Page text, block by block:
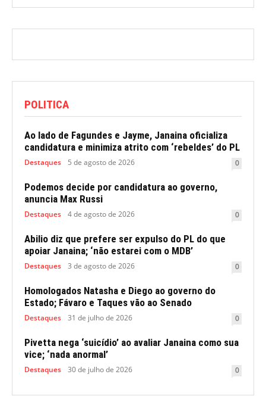
POLITICA
Ao lado de Fagundes e Jayme, Janaina oficializa
candidatura e minimiza atrito com ‘rebeldes’ do PL
Destaques 5 de agosto de 2026 0
Podemos decide por candidatura ao governo,
anuncia Max Russi
Destaques 4 de agosto de 2026 0
Abilio diz que prefere ser expulso do PL do que
apoiar Janaina; ‘não estarei com o MDB’
Destaques 3 de agosto de 2026 0
Homologados Natasha e Diego ao governo do
Estado; Fávaro e Taques vão ao Senado
Destaques 31 de julho de 2026 0
Pivetta nega ‘suicídio’ ao avaliar Janaina como sua
vice; ‘nada anormal’
Destaques 30 de julho de 2026 0